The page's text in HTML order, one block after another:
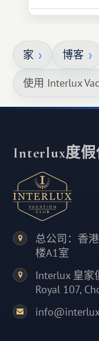
家 博客
使用 Interlux
Interlux度假
总公司：香
楼A1室
Interlux 皇家
Royal 107,